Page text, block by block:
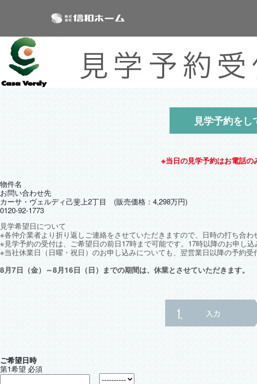
見学予約を
※当日の見学予約はお電話の
物件名
お問い合わせ先
カーサ・ヴェルディ己斐上2丁目 (販売価格：4,298万円)
0120-92-1773
見学希望日について
※各仲介業者より折り返しご連絡をさせていただきますので、日時の打ち合わ
※見学予約の受付は、ご希望日の前日17時まで可能です。17時以降のお申し
※当社休業日（日曜・祝日）のお申し込みについても、翌営業日以降の予約受
8月7日（金）～8月16日（日）までの期間は、休業とさせていただきます。
ご希望日時
第1希望 必須